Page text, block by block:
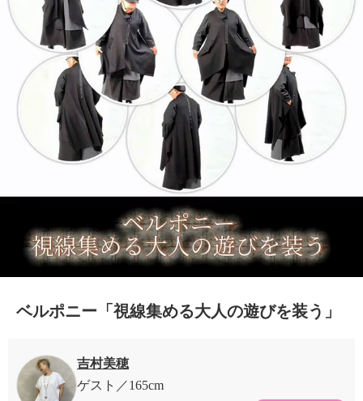
ベルポニー「視線集める大人の遊びを装う」
吉村美穂
ゲスト
165cm